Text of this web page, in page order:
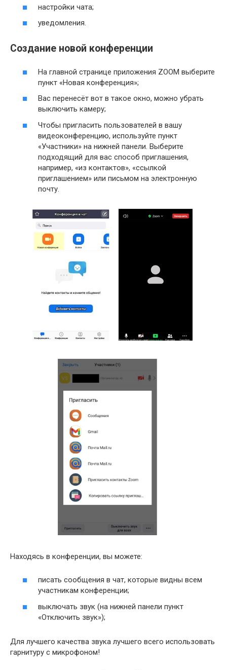
настройки чата;
уведомления.
Создание новой конференции
На главной странице приложения ZOOM выберите
пункт «Новая конференция»;
Вас перенесёт вот в такое окно, можно убрать
выключить камеру;
Чтобы пригласить пользователей в вашу
видеоконференцию, используйте пункт
«Участники» на нижней панели. Выберите
подходящий для вас способ приглашения,
например, «из контактов», «ссылкой
приглашением» или письмом на электронную
почту.
Находясь в конференции, вы можете:
писать сообщения в чат, которые видны всем
участникам конференции;
выключать звук (на нижней панели пункт
«Отключить звук»);
Для лучшего качества звука лучшего всего использовать
гарнитуру с микрофоном!